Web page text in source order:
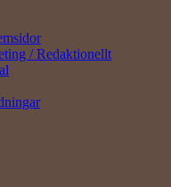
/ Redaktionellt